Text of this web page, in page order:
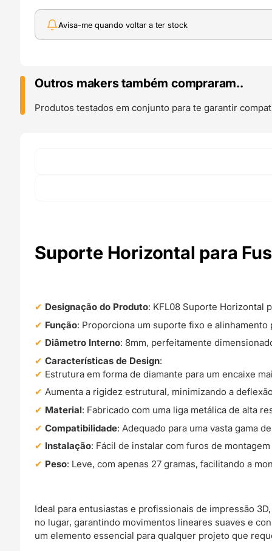
Avisa-me quando voltar a ter stock
Outros makers também compraram..
Produtos testados em conjunto para te garantir
Suporte Horizontal para
Designação do Produto: KFL08 Suporte Horizontal
Função: Proporciona um suporte fixo e alinhamento
Diâmetro Interno: 8mm, perfeitamente
Características de Design:
Estrutura em forma de diamante para um encaixe
Aumenta a rigidez estrutural, minimizando a
Material: Fabricado com uma liga metálica de alta
Compatibilidade: Adequado para uma vasta gama
Instalação: Fácil de instalar com furos de
Peso: Leve, com apenas 27 gramas, facilitando a
Ideal para entusiastas e profissionais de impressão
no lugar, garantindo movimentos lineares suaves e
um elemento essencial para qualquer projeto que